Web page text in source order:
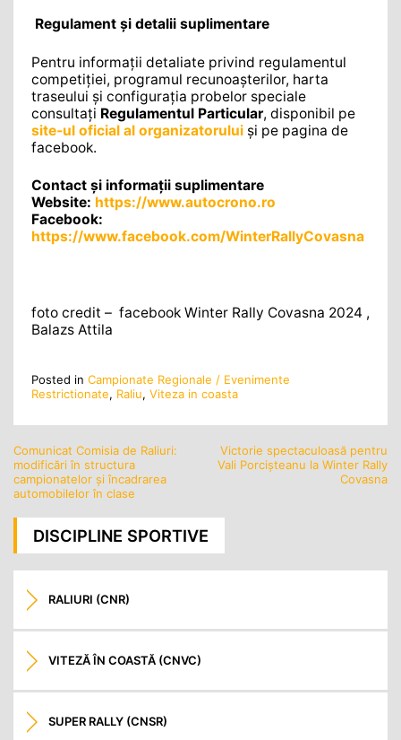
Regulament și detalii suplimentare
Pentru informații detaliate privind regulamentul
competiției, programul recunoașterilor, harta
traseului și configurația probelor speciale
consultați Regulamentul Particular, disponibil pe
site-ul oficial al organizatorului și pe pagina de
facebook.
Contact și informații suplimentare
Website: https://www.autocrono.ro
Facebook:
https://www.facebook.com/WinterRallyCovasna
foto credit – facebook Winter Rally Covasna 2024 ,
Balazs Attila
Posted in Campionate Regionale / Evenimente
Restrictionate, Raliu, Viteza in coasta
Navigare
în
articole
Comunicat Comisia de Raliuri:
modificări în structura
campionatelor și încadrarea
automobilelor în clase
Victorie spectaculoasă pentru
Vali Porcișteanu la Winter Rally
Covasna
DISCIPLINE SPORTIVE
RALIURI (CNR)
VITEZĂ ÎN COASTĂ (CNVC)
SUPER RALLY (CNSR)